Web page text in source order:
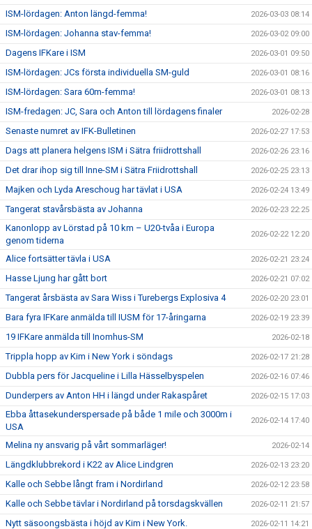
ISM-lördagen: Anton längd-femma! 2026-03-03 08:14
ISM-lördagen: Johanna stav-femma! 2026-03-02 09:00
Dagens IFKare i ISM 2026-03-01 09:50
ISM-lördagen: JCs första individuella SM-guld 2026-03-01 08:16
ISM-lördagen: Sara 60m-femma! 2026-03-01 08:13
ISM-fredagen: JC, Sara och Anton till lördagens finaler 2026-02-28
Senaste numret av IFK-Bulletinen 2026-02-27 17:53
Dags att planera helgens ISM i Sätra friidrottshall 2026-02-26 23:16
Det drar ihop sig till Inne-SM i Sätra Friidrottshall 2026-02-25 23:13
Majken och Lyda Areschoug har tävlat i USA 2026-02-24 13:49
Tangerat stavårsbästa av Johanna 2026-02-23 22:25
Kanonlopp av Lörstad på 10 km – U20-tvåa i Europa
genom tiderna
2026-02-22 12:20
Alice fortsätter tävla i USA 2026-02-21 23:24
Hasse Ljung har gått bort 2026-02-21 07:02
Tangerat årsbästa av Sara Wiss i Turebergs Explosiva 4 2026-02-20 23:01
Bara fyra IFKare anmälda till IUSM för 17-åringarna 2026-02-19 23:39
19 IFKare anmälda till Inomhus-SM 2026-02-18
Trippla hopp av Kim i New York i söndags 2026-02-17 21:28
Dubbla pers för Jacqueline i Lilla Hässelbyspelen 2026-02-16 07:46
Dunderpers av Anton HH i längd under Rakaspåret 2026-02-15 17:03
Ebba åttasekunderspersade på både 1 mile och 3000m i
USA
2026-02-14 17:40
Melina ny ansvarig på vårt sommarläger! 2026-02-14
Längdklubbrekord i K22 av Alice Lindgren 2026-02-13 23:20
Kalle och Sebbe långt fram i Nordirland 2026-02-12 23:58
Kalle och Sebbe tävlar i Nordirland på torsdagskvällen 2026-02-11 21:57
Nytt säsoongsbästa i höjd av Kim i New York. 2026-02-11 14:21